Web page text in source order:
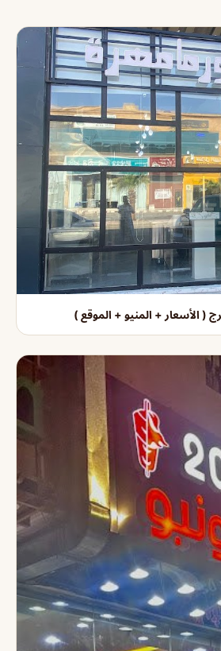
( الأسعار + المنيو + الموقع )